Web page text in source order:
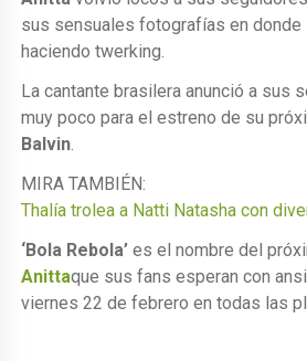
sus sensuales fotografías en donde
haciendo twerking.
La cantante brasilera anunció a sus
muy poco para el estreno de su
Balvin
MIRA TAMBIÉN:
Thalía trolea a Natti Natasha con
‘Bola Rebola’ es el nombre del
Anittaque sus fans esperan con
viernes 22 de febrero en todas las